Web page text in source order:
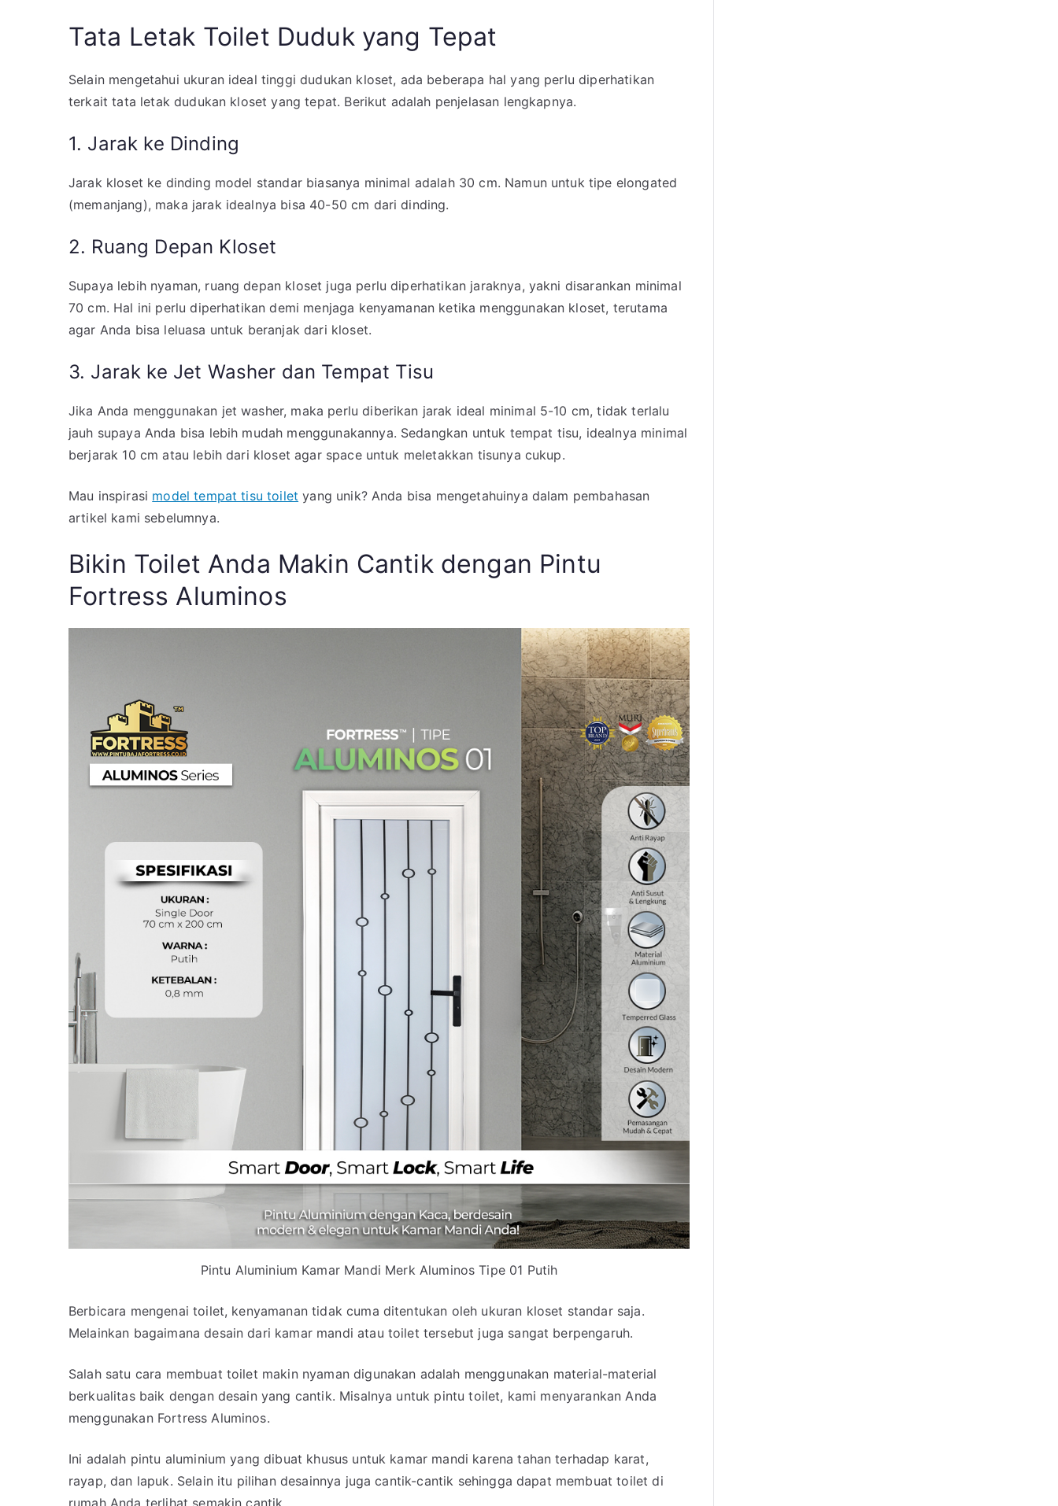
Tata Letak Toilet Duduk yang Tepat
Selain mengetahui ukuran ideal tinggi dudukan kloset, ada beberapa hal yang perlu diperhatikan
terkait tata letak dudukan kloset yang tepat. Berikut adalah penjelasan lengkapnya.
1. Jarak ke Dinding
Jarak kloset ke dinding model standar biasanya minimal adalah 30 cm. Namun untuk tipe elongated
(memanjang), maka jarak idealnya bisa 40-50 cm dari dinding.
2. Ruang Depan Kloset
Supaya lebih nyaman, ruang depan kloset juga perlu diperhatikan jaraknya, yakni disarankan minimal
70 cm. Hal ini perlu diperhatikan demi menjaga kenyamanan ketika menggunakan kloset, terutama
agar Anda bisa leluasa untuk beranjak dari kloset.
3. Jarak ke Jet Washer dan Tempat Tisu
Jika Anda menggunakan jet washer, maka perlu diberikan jarak ideal minimal 5-10 cm, tidak terlalu
jauh supaya Anda bisa lebih mudah menggunakannya. Sedangkan untuk tempat tisu, idealnya minimal
berjarak 10 cm atau lebih dari kloset agar space untuk meletakkan tisunya cukup.
Mau inspirasi model tempat tisu toilet yang unik? Anda bisa mengetahuinya dalam pembahasan
artikel kami sebelumnya.
Bikin Toilet Anda Makin Cantik dengan Pintu
Fortress Aluminos
Pintu Aluminium Kamar Mandi Merk Aluminos Tipe 01 Putih
Berbicara mengenai toilet, kenyamanan tidak cuma ditentukan oleh ukuran kloset standar saja.
Melainkan bagaimana desain dari kamar mandi atau toilet tersebut juga sangat berpengaruh.
Salah satu cara membuat toilet makin nyaman digunakan adalah menggunakan material-material
berkualitas baik dengan desain yang cantik. Misalnya untuk pintu toilet, kami menyarankan Anda
menggunakan Fortress Aluminos.
Ini adalah pintu aluminium yang dibuat khusus untuk kamar mandi karena tahan terhadap karat,
rayap, dan lapuk. Selain itu pilihan desainnya juga cantik-cantik sehingga dapat membuat toilet di